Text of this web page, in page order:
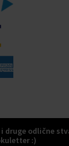
druge odlične
:)